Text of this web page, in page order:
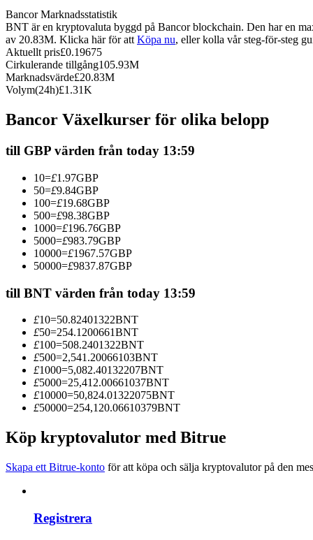
Futures med USDC som säkerhet
Kopiera Trading
Gå med de bästa handlarna
Bli en Copy Trader
Bancor Marknadsstatistik
BNT är en kryptovaluta byggd på Bancor blockchain. Den har en
av 20.83M. Klicka här för att Köpa nu, eller kolla vår steg-för-steg
Aktuellt pris£0.19675
Cirkulerande tillgång105.93M
Marknadsvärde£20.83M
Volym(24h)£1.31K
Bancor Växelkurser för olika belopp
till GBP värden från today 13:59
10=£1.97GBP
50=£9.84GBP
100=£19.68GBP
500=£98.38GBP
1000=£196.76GBP
5000=£983.79GBP
10000=£1967.57GBP
50000=£9837.87GBP
till BNT värden från today 13:59
£10=50.82401322BNT
£50=254.1200661BNT
£100=508.2401322BNT
£500=2,541.20066103BNT
£1000=5,082.40132207BNT
£5000=25,412.00661037BNT
£10000=50,824.01322075BNT
£50000=254,120.06610379BNT
Köp kryptovalutor med Bitrue
Skapa ett Bitrue-konto för att köpa och sälja kryptovalutor på den
Registrera